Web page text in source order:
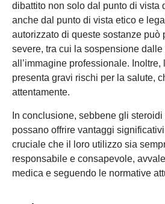
dibattito non solo dal punto di vista
anche dal punto di vista etico e
autorizzato di queste sostanze può
severe, tra cui la sospensione
all’immagine professionale. Inoltre,
presenta gravi rischi per la salute,
attentamente.
In conclusione, sebbene gli
possano offrire vantaggi
cruciale che il loro utilizzo sia
responsabile e consapevole,
medica e seguendo le normative